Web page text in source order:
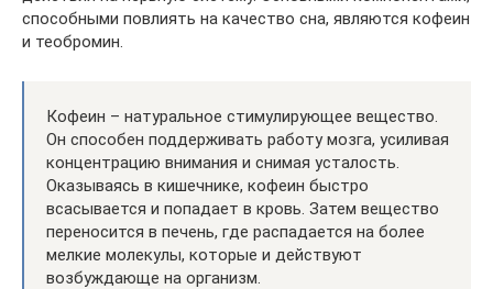
способными повлиять на качество сна, являются кофеин
и теобромин.
Кофеин – натуральное стимулирующее вещество.
Он способен поддерживать работу мозга, усиливая
концентрацию внимания и снимая усталость.
Оказываясь в кишечнике, кофеин быстро
всасывается и попадает в кровь. Затем вещество
переносится в печень, где распадается на более
мелкие молекулы, которые и действуют
возбуждающе на организм.